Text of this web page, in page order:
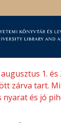
1. és
zárva tart.
és jó